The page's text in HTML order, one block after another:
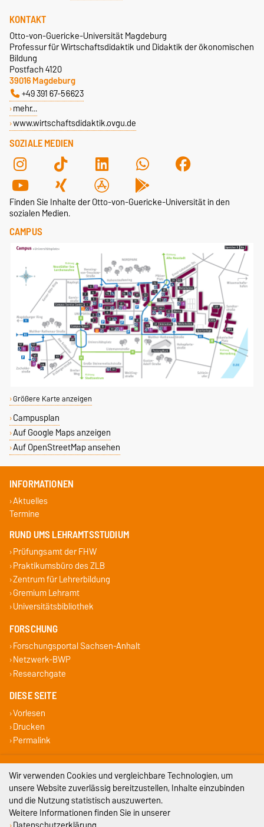
SOZIALE MEDIEN
Finden Sie Inhalte der Otto-von-Guericke-Universität in den
sozialen Medien.
KONTAKT
Otto-von-Guericke-Universität Magdeburg
Professur für Wirtschaftsdidaktik und Didaktik der ökonomischen
Bildung
Postfach 4120
39016 Magdeburg
+49 391 67-56623
mehr…
www.wirtschaftsdidaktik.ovgu.de
CAMPUS
Größere Karte anzeigen
Campusplan
Auf Google Maps anzeigen
Auf OpenStreetMap ansehen
INFORMATIONEN
Aktuelles
Termine
RUND UMS LEHRAMTSSTUDIUM
Prüfungsamt der FHW
Praktikumsbüro des ZLB
Zentrum für Lehrerbildung
Gremium Lehramt
Universitätsbibliothek
FORSCHUNG
Forschungsportal Sachsen-Anhalt
Netzwerk-BWP
Researchgate
DIESE SEITE
Vorlesen
Drucken
Permalink
Impressum
Datenschutz
Barrierefreiheit
Wir verwenden Cookies und vergleichbare Technologien, um
unsere Website zuverlässig bereitzustellen, Inhalte einzubinden
und die Nutzung statistisch auszuwerten.
Weitere Informationen finden Sie in unserer